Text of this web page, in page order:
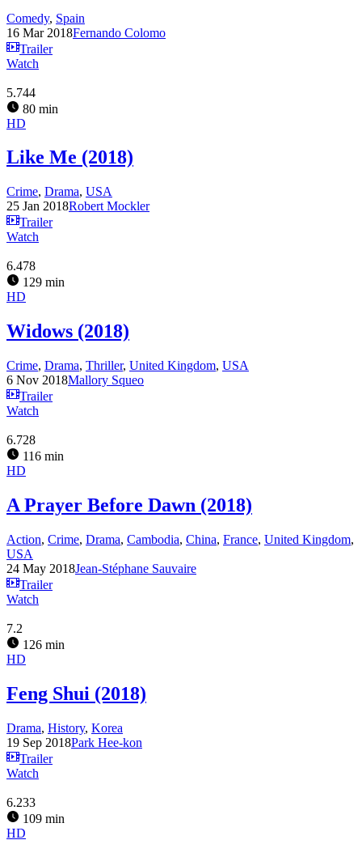
Comedy, Spain
16 Mar 2018Fernando Colomo
Trailer
Watch
5.744
80 min
HD
Like Me (2018)
Crime, Drama, USA
25 Jan 2018Robert Mockler
Trailer
Watch
6.478
129 min
HD
Widows (2018)
Crime, Drama, Thriller, United Kingdom, USA
6 Nov 2018Mallory Squeo
Trailer
Watch
6.728
116 min
HD
A Prayer Before Dawn (2018)
Action, Crime, Drama, Cambodia, China, France, United Kingdom,
USA
24 May 2018Jean-Stéphane Sauvaire
Trailer
Watch
7.2
126 min
HD
Feng Shui (2018)
Drama, History, Korea
19 Sep 2018Park Hee-kon
Trailer
Watch
6.233
109 min
HD